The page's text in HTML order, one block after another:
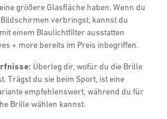
größere Glasfläche haben. Wenn du
verbringst, kannst du
einem Blaulichtfilter ausstatten
+ more bereits im Preis inbegriffen.
Überleg dir, wofür du die Brille
Trägst du sie beim Sport, ist eine
empfehlenswert, während du für
Brille wählen kannst.